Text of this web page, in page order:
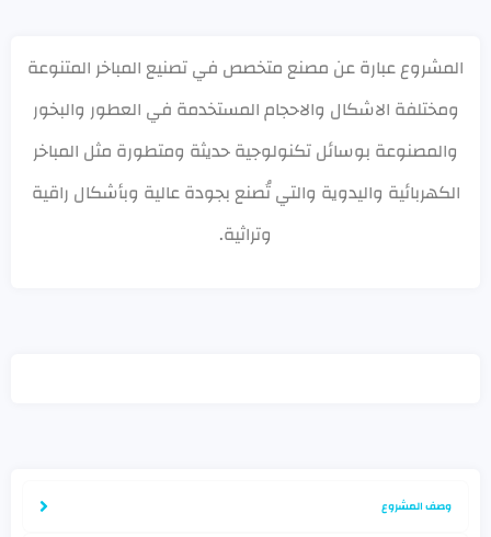
المشروع عبارة عن مصنع متخصص في تصنيع المباخر المتنوعة
ومختلفة الاشكال والاحجام المستخدمة في العطور والبخور
والمصنوعة بوسائل تكنولوجية حديثة ومتطورة مثل المباخر
الكهربائية واليدوية والتي تُصنع بجودة عالية وبأشكال راقية
وتراثية.
وصف المشروع